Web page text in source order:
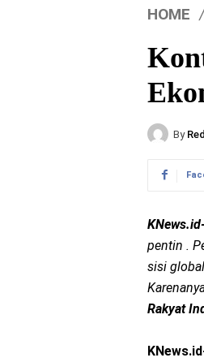
HOME
By
pentin .
sisi
Rakyat